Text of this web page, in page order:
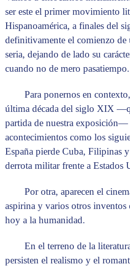
ser este el primer movimiento
Hispanoamérica, a finales del
definitivamente el comienzo de
seria, dejando de lado su
cuando no de mero pasatiempo.
Para ponernos en
última década del siglo XIX
partida de nuestra exposición—
acontecimientos como los
España pierde Cuba, Filipinas
derrota militar frente a Estados
Por otra, aparecen el
aspirina y varios otros inventos
hoy a la humanidad.
En el terreno de la
persisten el realismo y el